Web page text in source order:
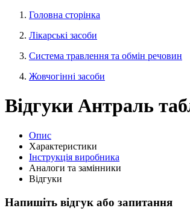
Головна сторінка
Лікарські засоби
Система травлення та обмін речовин
Жовчогінні засоби
Відгуки Антраль
Опис
Характеристики
Інструкція виробника
Аналоги та замінники
Відгуки
Напишіть відгук або запитання